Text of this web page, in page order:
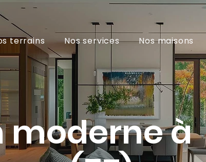
terrains Nos services Nos maisons
moderne à